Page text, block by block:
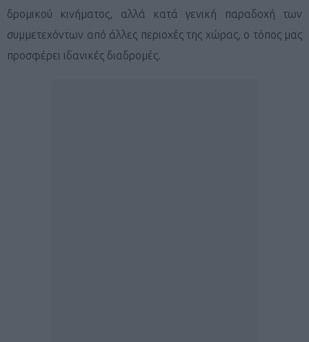
δρομικού κινήματος, αλλά κατά γενική παραδοχή των
συμμετεχόντων από άλλες περιοχές της χώρας, ο τόπος μας
προσφέρει ιδανικές διαδρομές.